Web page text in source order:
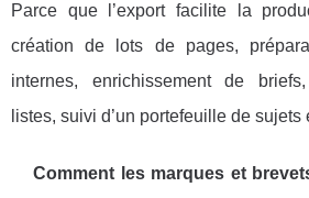
Parce que l’export facilite la
création de lots de pages,
internes, enrichissement de
listes, suivi d’un portefeuille de sujets
Comment les marques et